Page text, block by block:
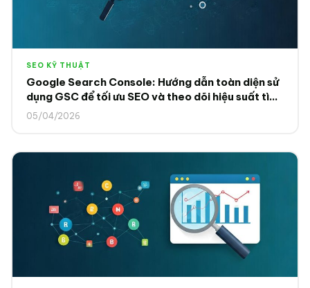
SEO KỸ THUẬT
Google Search Console: Hướng dẫn toàn diện sử
dụng GSC để tối ưu SEO và theo dõi hiệu suất tìm
kiếm 2025
05/04/2026